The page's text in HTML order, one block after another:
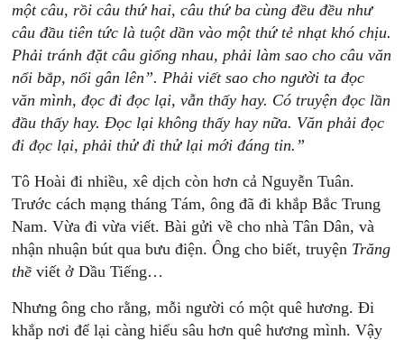
một câu, rồi câu thứ hai, câu thứ ba cùng đều đều như
câu đầu tiên tức là tuột dần vào một thứ tẻ nhạt khó chịu.
Phải tránh đặt câu giống nhau, phải làm sao cho câu văn
nổi bắp, nổi gân lên”. Phải viết sao cho người ta đọc
văn mình, đọc đi đọc lại, vẫn thấy hay. Có truyện đọc lần
đầu thấy hay. Đọc lại không thấy hay nữa. Văn phải đọc
đi đọc lại, phải thử đi thử lại mới đáng tin.”
Tô Hoài đi nhiều, xê dịch còn hơn cả Nguyễn Tuân.
Trước cách mạng tháng Tám, ông đã đi khắp Bắc Trung
Nam. Vừa đi vừa viết. Bài gửi về cho nhà Tân Dân, và
nhận nhuận bút qua bưu điện. Ông cho biết, truyện Trăng
thề viết ở Dầu Tiếng…
Nhưng ông cho rằng, mỗi người có một quê hương. Đi
khắp nơi để lại càng hiểu sâu hơn quê hương mình. Vậy